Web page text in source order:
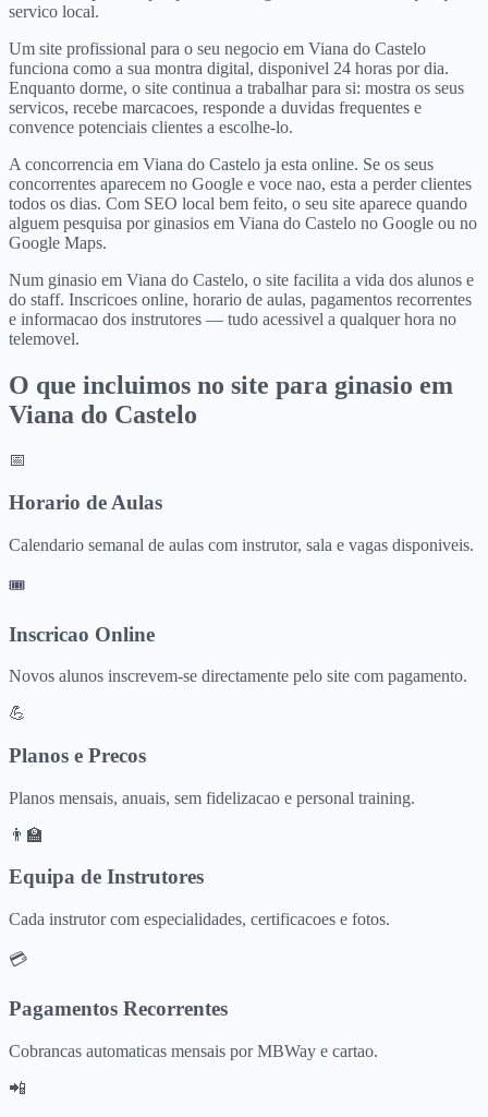
servico local.
Um site profissional para o seu negocio em Viana do Castelo
funciona como a sua montra digital, disponivel 24 horas por dia.
Enquanto dorme, o site continua a trabalhar para si: mostra os seus
servicos, recebe marcacoes, responde a duvidas frequentes e
convence potenciais clientes a escolhe-lo.
A concorrencia em Viana do Castelo ja esta online. Se os seus
concorrentes aparecem no Google e voce nao, esta a perder clientes
todos os dias. Com SEO local bem feito, o seu site aparece quando
alguem pesquisa por ginasios em Viana do Castelo no Google ou no
Google Maps.
Num ginasio em Viana do Castelo, o site facilita a vida dos alunos e
do staff. Inscricoes online, horario de aulas, pagamentos recorrentes
e informacao dos instrutores — tudo acessivel a qualquer hora no
telemovel.
O que incluimos no site para ginasio em
Viana do Castelo
📅
Horario de Aulas
Calendario semanal de aulas com instrutor, sala e vagas disponiveis.
🎟️
Inscricao Online
Novos alunos inscrevem-se directamente pelo site com pagamento.
💪
Planos e Precos
Planos mensais, anuais, sem fidelizacao e personal training.
👨‍🏫
Equipa de Instrutores
Cada instrutor com especialidades, certificacoes e fotos.
💳
Pagamentos Recorrentes
Cobrancas automaticas mensais por MBWay e cartao.
📲